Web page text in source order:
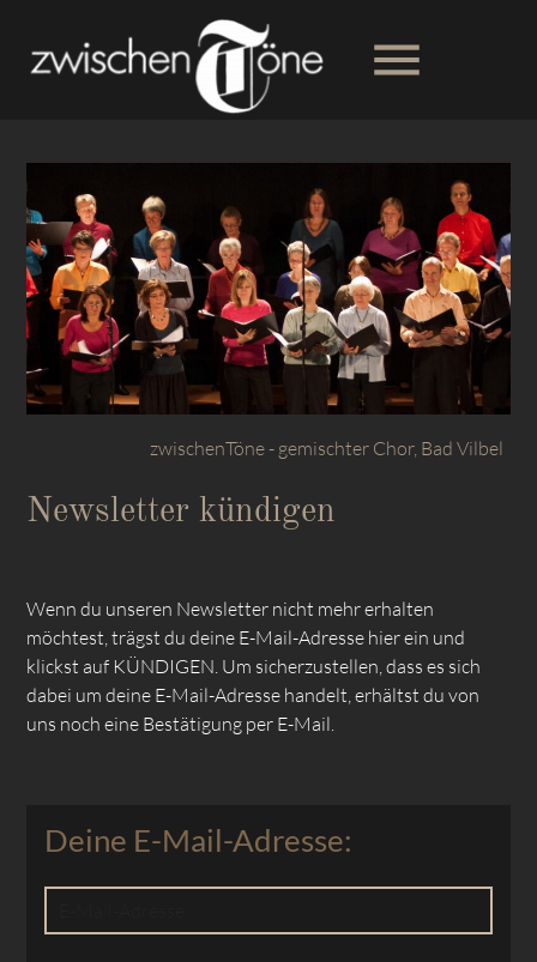
menu
SUCHEN
zwischenTöne - gemischter Chor, Bad Vilbel
Newsletter kündigen
Wenn du unseren Newsletter nicht mehr erhalten
möchtest, trägst du deine E-Mail-Adresse hier ein und
klickst auf KÜNDIGEN. Um sicherzustellen, dass es sich
dabei um deine E-Mail-Adresse handelt, erhältst du von
uns noch eine Bestätigung per E-Mail.
Deine E-Mail-Adresse: